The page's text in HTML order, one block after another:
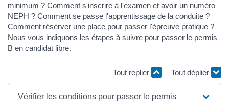
minimum ? Comment s'inscrire à l'examen et avoir un numéro
NEPH ? Comment se passe l'apprentissage de la conduite ?
Comment réserver une place pour passer l'épreuve pratique ?
Nous vous indiquons les étapes à suivre pour passer le permis
B en candidat libre.
Tout replier Tout déplier
Vérifier les conditions pour passer le permis